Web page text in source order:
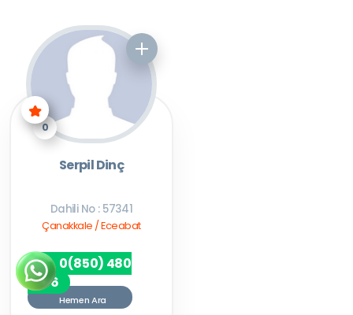
0
Serpil Dinç
Dahili No : 57341
Çanakkale / Eceabat
0(850) 480
7256
Hemen Ara